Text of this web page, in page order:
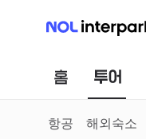
NOL 인터파크
홈 투어
항공 해외숙소